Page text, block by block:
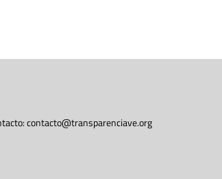
contacto@transparenciave.org